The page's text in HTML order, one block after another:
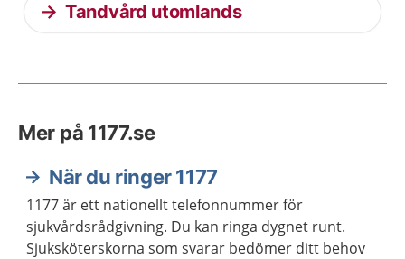
Tandvård utomlands
Mer på 1177.se
När du ringer 1177
1177 är ett nationellt telefonnummer för
sjukvårdsrådgivning. Du kan ringa dygnet runt.
Sjuksköterskorna som svarar bedömer ditt behov